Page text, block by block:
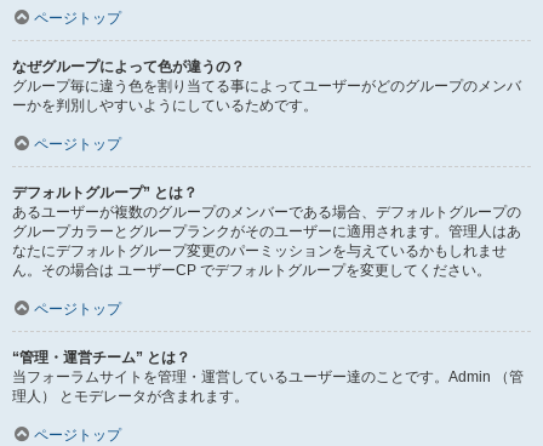
ページトップ
なぜグループによって色が違うの？
グループ毎に違う色を割り当てる事によってユーザーがどのグループのメンバ
ーかを判別しやすいようにしているためです。
ページトップ
デフォルトグループ” とは？
あるユーザーが複数のグループのメンバーである場合、デフォルトグループの
グループカラーとグループランクがそのユーザーに適用されます。管理人はあ
なたにデフォルトグループ変更のパーミッションを与えているかもしれませ
ん。その場合は ユーザーCP でデフォルトグループを変更してください。
ページトップ
“管理・運営チーム” とは？
当フォーラムサイトを管理・運営しているユーザー達のことです。Admin （管
理人） とモデレータが含まれます。
ページトップ